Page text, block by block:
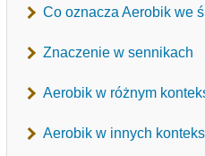
Co oznacza Aerobik we
Znaczenie w sennikach
Aerobik w różnym
Aerobik w innych